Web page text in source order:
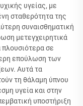
υγείας, με
σταθερότητα της
συναισθηματική
μετεγχειρητικά
πλουσιότερα σε
επούλωση των
Αυτά τα
τη θάλαμη ύπνου
υγεία και στην
υποστήριξη